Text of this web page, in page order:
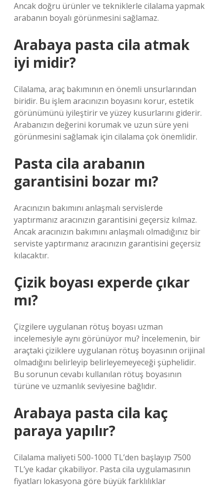
Ancak doğru ürünler ve tekniklerle cilalama yapmak
arabanın boyalı görünmesini sağlamaz.
Arabaya pasta cila atmak
iyi midir?
Cilalama, araç bakımının en önemli unsurlarından
biridir. Bu işlem aracınızın boyasını korur, estetik
görünümünü iyileştirir ve yüzey kusurlarını giderir.
Arabanızın değerini korumak ve uzun süre yeni
görünmesini sağlamak için cilalama çok önemlidir.
Pasta cila arabanın
garantisini bozar mı?
Aracınızın bakımını anlaşmalı servislerde
yaptırmanız aracınızın garantisini geçersiz kılmaz.
Ancak aracınızın bakımını anlaşmalı olmadığınız bir
serviste yaptırmanız aracınızın garantisini geçersiz
kılacaktır.
Çizik boyası experde çıkar
mı?
Çizgilere uygulanan rötuş boyası uzman
incelemesiyle aynı görünüyor mu? İncelemenin, bir
araçtaki çiziklere uygulanan rötuş boyasının orijinal
olmadığını belirleyip belirleyemeyeceği şüphelidir.
Bu sorunun cevabı kullanılan rötuş boyasının
türüne ve uzmanlık seviyesine bağlıdır.
Arabaya pasta cila kaç
paraya yapılır?
Cilalama maliyeti 500-1000 TL’den başlayıp 7500
TL’ye kadar çıkabiliyor. Pasta cila uygulamasının
fiyatları lokasyona göre büyük farklılıklar